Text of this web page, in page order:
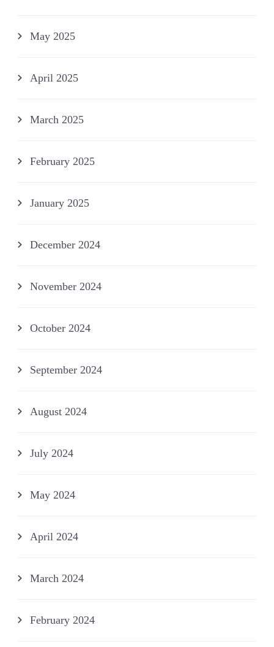
May 2025
April 2025
March 2025
February 2025
January 2025
December 2024
November 2024
October 2024
September 2024
August 2024
July 2024
May 2024
April 2024
March 2024
February 2024